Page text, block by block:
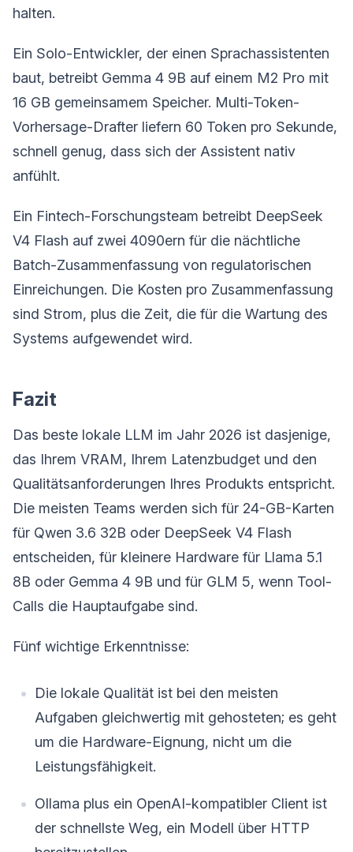
halten.
Ein Solo-Entwickler, der einen Sprachassistenten
baut, betreibt Gemma 4 9B auf einem M2 Pro mit
16 GB gemeinsamem Speicher. Multi-Token-
Vorhersage-Drafter liefern 60 Token pro Sekunde,
schnell genug, dass sich der Assistent nativ
anfühlt.
Ein Fintech-Forschungsteam betreibt DeepSeek
V4 Flash auf zwei 4090ern für die nächtliche
Batch-Zusammenfassung von regulatorischen
Einreichungen. Die Kosten pro Zusammenfassung
sind Strom, plus die Zeit, die für die Wartung des
Systems aufgewendet wird.
Fazit
Das beste lokale LLM im Jahr 2026 ist dasjenige,
das Ihrem VRAM, Ihrem Latenzbudget und den
Qualitätsanforderungen Ihres Produkts entspricht.
Die meisten Teams werden sich für 24-GB-Karten
für Qwen 3.6 32B oder DeepSeek V4 Flash
entscheiden, für kleinere Hardware für Llama 5.1
8B oder Gemma 4 9B und für GLM 5, wenn Tool-
Calls die Hauptaufgabe sind.
Fünf wichtige Erkenntnisse:
Die lokale Qualität ist bei den meisten
Aufgaben gleichwertig mit gehosteten; es geht
um die Hardware-Eignung, nicht um die
Leistungsfähigkeit.
Ollama plus ein OpenAI-kompatibler Client ist
der schnellste Weg, ein Modell über HTTP